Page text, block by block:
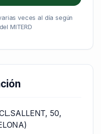
veces al día según
MITERD
50,